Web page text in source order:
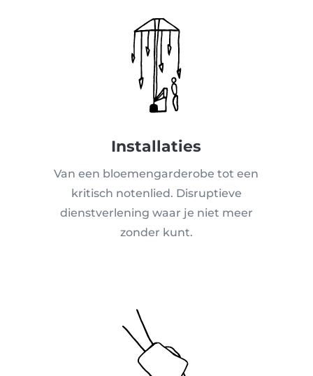
Installaties
Van een bloemengarderobe tot een
kritisch notenlied. Disruptieve
dienstverlening waar je niet meer
zonder kunt.